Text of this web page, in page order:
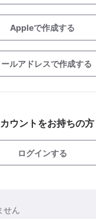
Appleで作成する
ールアドレスで作成する
ウントをお持ちの方
ログインする
せん